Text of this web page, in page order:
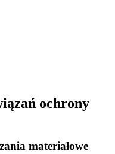
ochrony
materiałowe